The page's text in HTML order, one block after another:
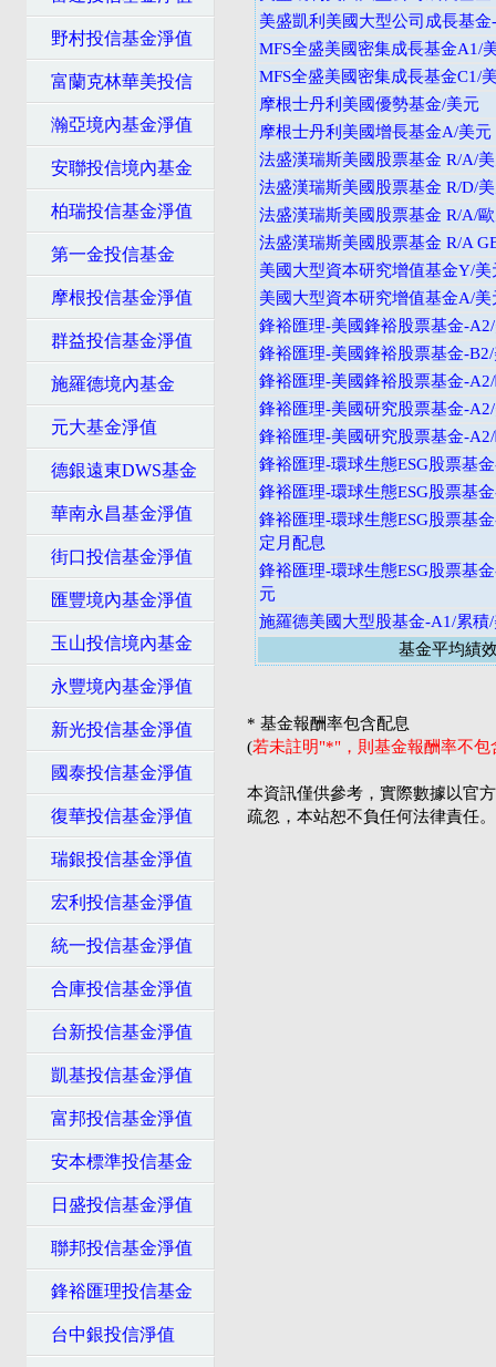
野村投信基金淨值
富蘭克林華美投信
瀚亞境內基金淨值
安聯投信境內基金
柏瑞投信基金淨值
第一金投信基金
摩根投信基金淨值
群益投信基金淨值
施羅德境內基金
元大基金淨值
德銀遠東DWS基金
華南永昌基金淨值
街口投信基金淨值
匯豐境內基金淨值
玉山投信境內基金
永豐境內基金淨值
新光投信基金淨值
國泰投信基金淨值
復華投信基金淨值
瑞銀投信基金淨值
宏利投信基金淨值
統一投信基金淨值
合庫投信基金淨值
台新投信基金淨值
凱基投信基金淨值
富邦投信基金淨值
安本標準投信基金
日盛投信基金淨值
聯邦投信基金淨值
鋒裕匯理投信基金
台中銀投信淨值
美盛凱利美國大型公司成長基
MFS全盛美國密集成長基金A1/
MFS全盛美國密集成長基金C1/
摩根士丹利美國優勢基金/美元
摩根士丹利美國增長基金A/美元
法盛漢瑞斯美國股票基金 R/A/
法盛漢瑞斯美國股票基金 R/D/
法盛漢瑞斯美國股票基金 R/A/
法盛漢瑞斯美國股票基金 R/A
美國大型資本研究增值基金Y/美
美國大型資本研究增值基金A/美
鋒裕匯理-美國鋒裕股票基金-
鋒裕匯理-美國鋒裕股票基金-
鋒裕匯理-美國鋒裕股票基金-
鋒裕匯理-美國研究股票基金-
鋒裕匯理-美國研究股票基金-
鋒裕匯理-環球生態ESG股票基
鋒裕匯理-環球生態ESG股票基
鋒裕匯理-環球生態ESG股票基
定月配息
鋒裕匯理-環球生態ESG股票基
元
施羅德美國大型股基金-A1/累積
基金平均績
* 基金報酬率包含配息
(若未註明"*"，則基金報酬率不
本資訊僅供參考，實際數據以官
疏忽，本站恕不負任何法律責任。